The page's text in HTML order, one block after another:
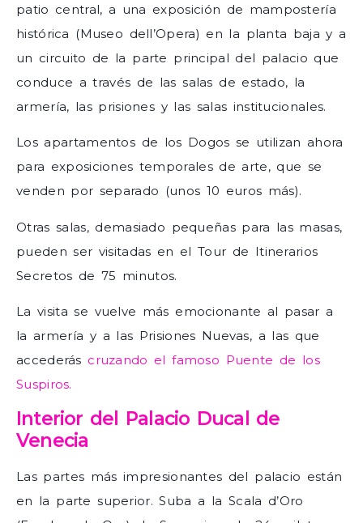
patio central, a una exposición de mampostería
histórica (Museo dell’Opera) en la planta baja y a
un circuito de la parte principal del palacio que
conduce a través de las salas de estado, la
armería, las prisiones y las salas institucionales.
Los apartamentos de los Dogos se utilizan ahora
para exposiciones temporales de arte, que se
venden por separado (unos 10 euros más).
Otras salas, demasiado pequeñas para las masas,
pueden ser visitadas en el Tour de Itinerarios
Secretos de 75 minutos.
La visita se vuelve más emocionante al pasar a
la armería y a las Prisiones Nuevas, a las que
accederás cruzando el famoso Puente de los
Suspiros.
Interior del Palacio Ducal de
Venecia
Las partes más impresionantes del palacio están
en la parte superior. Suba a la Scala d’Oro